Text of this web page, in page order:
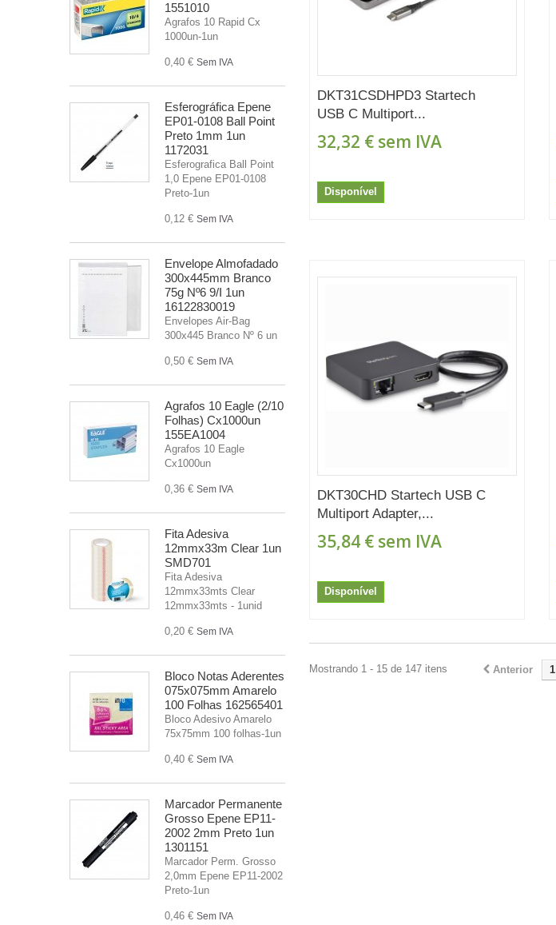
1551010
Agrafos 10 Rapid Cx
1000un-1un
0,40 € Sem IVA
Esferográfica Epene
EP01-0108 Ball Point
Preto 1mm 1un
1172031
Esferografica Ball Point
1,0 Epene EP01-0108
Preto-1un
0,12 € Sem IVA
Envelope Almofadado
300x445mm Branco
75g Nº6 9/I 1un
16122830019
Envelopes Air-Bag
300x445 Branco Nº 6 un
0,50 € Sem IVA
Agrafos 10 Eagle (2/10
Folhas) Cx1000un
155EA1004
Agrafos 10 Eagle
Cx1000un
0,36 € Sem IVA
Fita Adesiva
12mmx33m Clear 1un
SMD701
Fita Adesiva
12mmx33mts Clear
12mmx33mts - 1unid
0,20 € Sem IVA
Bloco Notas Aderentes
075x075mm Amarelo
100 Folhas 162565401
Bloco Adesivo Amarelo
75x75mm 100 folhas-1un
0,40 € Sem IVA
Marcador Permanente
Grosso Epene EP11-
2002 2mm Preto 1un
1301151
Marcador Perm. Grosso
2,0mm Epene EP11-2002
Preto-1un
0,46 € Sem IVA
DKT31CSDHPD3 Startech
USB C Multiport...
32,32 € sem IVA
Disponível
DKT30CHD Startech USB C
Multiport Adapter,...
35,84 € sem IVA
Disponível
Anterior 1
Mostrando 1 - 15 de 147 itens